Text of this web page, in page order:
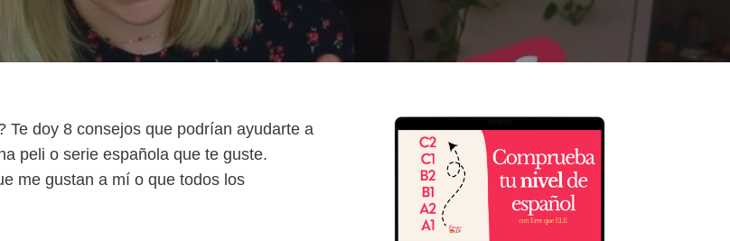
doy 8 consejos que podrían ayudarte a
peli o serie española que te guste.
me gustan a mí o que todos los